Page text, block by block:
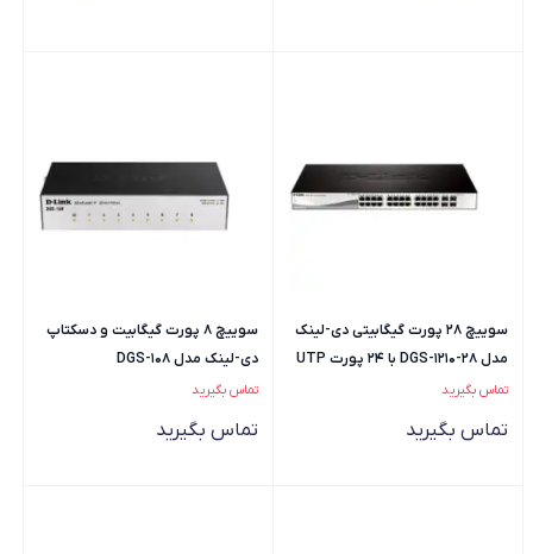
سوییچ 28 پورت گیگابیتی دی-لینک
مدل DGS-1210-28 با 24 پورت UTP
و 4 پورت SFP
تماس بگیرید
تماس بگیرید
سوییچ 8 پورت گیگابیت و دسکتاپ
دی-لینک مدل DGS-108
تماس بگیرید
تماس بگیرید